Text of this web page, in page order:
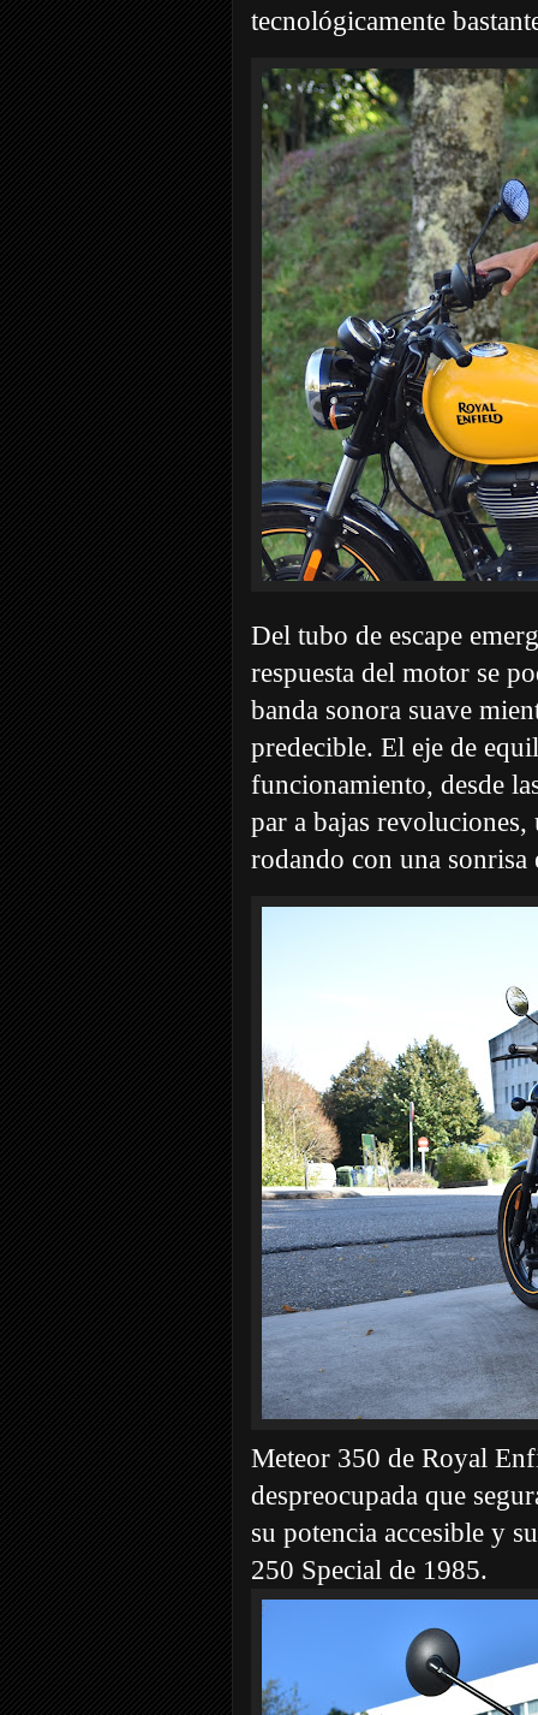
tecnológicamente
Del tubo de escape
respuesta del motor se
banda sonora suave
predecible. El eje de
funcionamiento, desde
par a bajas
rodando con una
Meteor 350 de Royal
despreocupada que
su potencia accesible y
250 Special de 1985.